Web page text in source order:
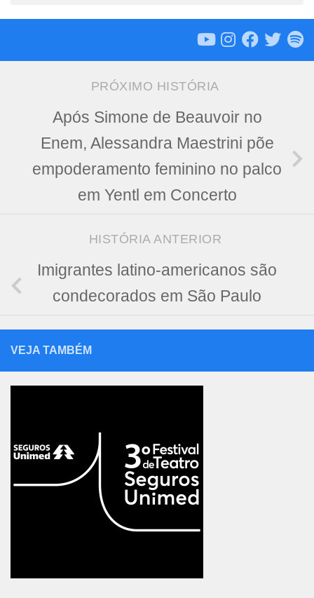
PRÓXIMO HISTÓRIA
Após Simone de Beauvoir no
Enem, Alessandra Maestrini põe
empoderamento feminino no palco
em Yentl em Concerto
HISTÓRIA ANTERIOR
Imigrantes latino-americanos são
condecorados em São Paulo
VEJA TAMBÉM